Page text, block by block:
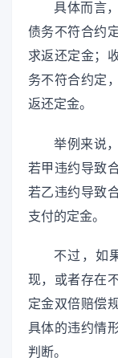
具体而言
债务不符合约
求返还定金；
务不符合约定
返还定金。
举例来说
若甲违约导致
若乙违约导致
支付的定金。
不过，如
现，或者存在
定金双倍赔偿
具体的违约情
判断。